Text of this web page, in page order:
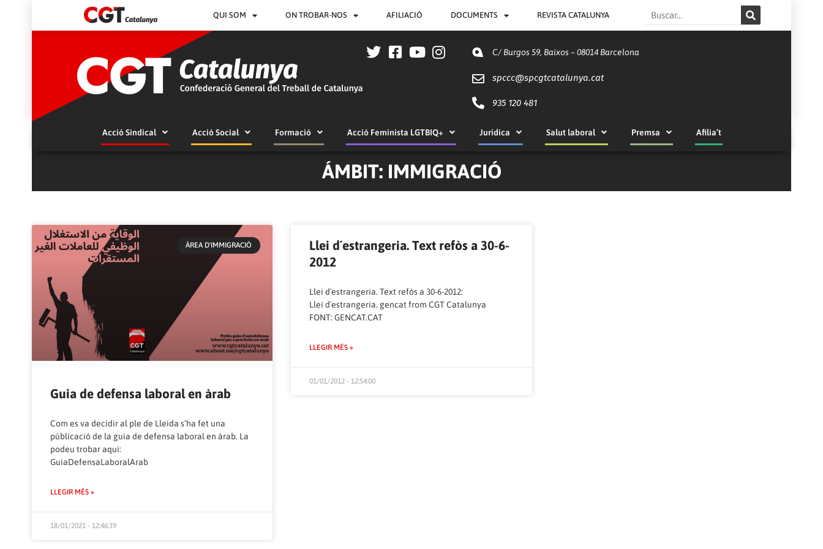
QUI SOM ON TROBAR-NOS AFILIACIÓ DOCUMENTS REVISTA CATALUNYA Search
C/ Burgos 59, Baixos – 08014 Barcelona
spccc@spcgtcatalunya.cat
935 120 481
Acció Sindical Acció Social Formació Acció Feminista LGTBIQ+ Jurídica Salut laboral Premsa Afilia’t
ÁMBIT: IMMIGRACIÓ
ÀREA D'IMMIGRACIÒ
Guia de defensa laboral en àrab
Com es va decidir al ple de Lleida s’ha fet una
públicació de la guia de defensa laboral en àrab. La
podeu trobar aqui:
GuiaDefensaLaboralArab
LLEGIR MÉS »
18/01/2021 - 12:46:39
Llei d´estrangeria. Text refòs a 30-6-
2012
Llei d´estrangeria. Text refòs a 30-6-2012:
Llei d´estrangeria. gencat fromCGT Catalunya
FONT:GENCAT.CAT
LLEGIR MÉS »
01/01/2012 - 12:54:00